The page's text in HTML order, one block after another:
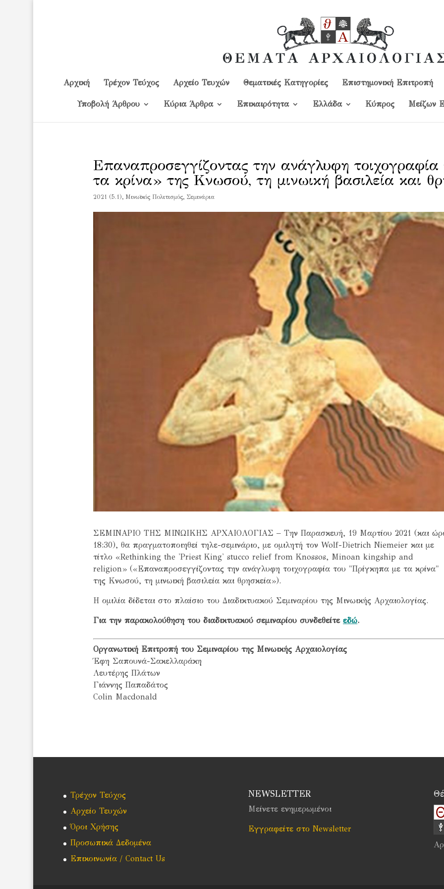
Αρχική Τρέχον Τεύχος Αρχείο Τευχών Θεματικές Κατηγορίες Επιστημονική Επιτροπή
Υποβολή Άρθρου Κύρια Άρθρα Επικαιρότητα Ελλάδα Kύπρος Μείζων
Επαναπροσεγγίζοντας την ανάγλυφη
τα κρίνα» της Κνωσού, τη μινωική βασιλεία και
2021 (5.1), Μινωϊκός Πολιτισμός, Σεμινάρια
ΣΕΜΙΝΑΡΙΟ ΤΗΣ ΜΙΝΩΙΚΗΣ ΑΡΧΑΙΟΛΟΓΙΑΣ – Την Παρασκευή, 19 Μαρτίου 2021 (και
18:30), θα πραγματοποιηθεί τηλε-σεμινάριο, με ομιλητή τον Wolf-Dietrich Niemeier και με
τίτλο «Rethinking the 'Priest King' stucco relief from Knossos, Minoan kingship and
religion» («Επαναπροσεγγίζοντας την ανάγλυφη τοιχογραφία του "Πρίγκηπα με τα κρίνα"
της Κνωσού, τη μινωική βασιλεία και θρησκεία»).
Η ομιλία δίδεται στο πλαίσιο του Διαδικτυακού Σεμιναρίου της Μινωικής Αρχαιολογίας.
Για την παρακολούθηση του διαδικτυακού σεμιναρίου συνδεθείτεεδώ.
Οργανωτική Επιτροπή του Σεμιναρίου της Μινωικής Αρχαιολογίας
Έφη Σαπουνά-Σακελλαράκη
Λευτέρης Πλάτων
Γιάννης Παπαδάτος
Colin Macdonald
Τρέχον Τεύχος
Αρχείο Τευχών
Όροι Χρήσης
Προσωπικά Δεδομένα
Επικοινωνία / Contact Us
NEWSLETTER
Μείνετε ενημερωμένοι
Εγγραφείτε στο Newsletter